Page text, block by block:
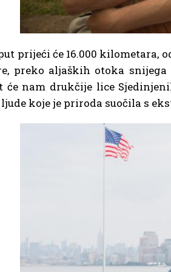
prijeći će 16.000 kilometara,
preko aljaških otoka
će nam drukčije lice
ljude koje je priroda suočila s